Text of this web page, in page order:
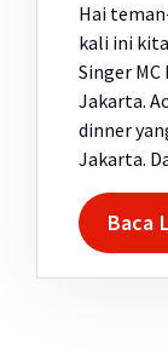
Hai
kali ini
Singer
Jakarta.
dinner
Jakarta.
Baca